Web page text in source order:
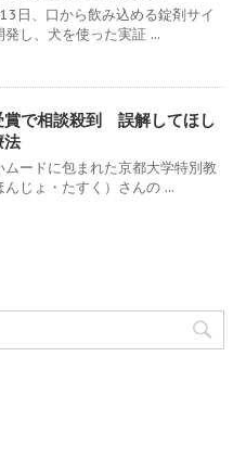
日、口から飲み込める錠剤サイ
発し、犬を使った実証 ...
賞で相談殺到 誤解してほし
法
ムードに包まれた京都大学特別教
じょ・たすく）さんの ...